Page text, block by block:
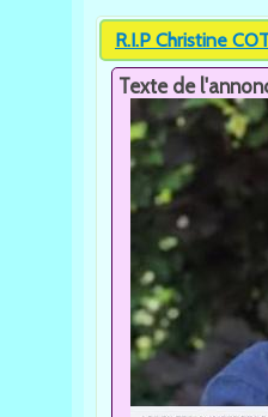
R.I.P Christine
Texte de